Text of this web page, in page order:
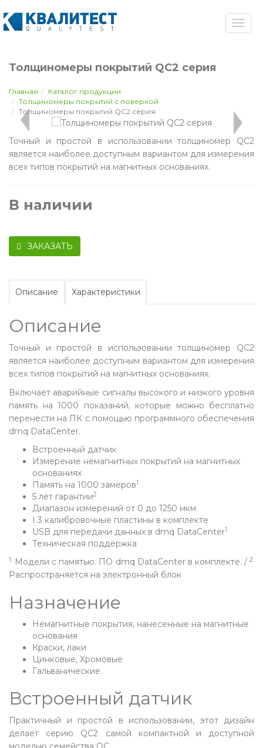
Толщиномеры покрытий QC2 серия
Главная
Каталог продукции
Толщиномеры покрытий с поверкой
Толщиномеры покрытий QC2 серия
Точный и простой в использовании толщиномер QC2
является наиболее доступным вариантом для измерения
всех типов покрытий на магнитных основаниях.
В наличии
ЗАКАЗАТЬ
Описание Характеристики
Описание
Точный и простой в использовании толщиномер QC2
является наиболее доступным вариантом для измерения
всех типов покрытий на магнитных основаниях.
Включает аварийные сигналы высокого и низкого уровня
память на 1000 показаний, которые можно бесплатно
перенести на ПК с помощью программного обеспечения
dmq DataCenter.
Встроенный датчик
Измерение немагнитных покрытий на магнитных
основаниях
Память на 1000 замеров1
5 лет гарантии2
Диапазон измерений от 0 до 1250 мкм
I 3 калибровочные пластины в комплекте
USB для передачи данных в dmq DataCenter1
Техническая поддержка
1. Модели с памятью. ПО dmq DataCenter в комплекте. / 2.
Распространяется на электронный блок
Назначение
Немагнитные покрытия, нанесенные на магнитные
основания
Краски, лаки
Цинковые, Хромовые
Гальванические.
Встроенный датчик
Практичный и простой в использовании, этот дизайн
делает серию QC2 самой компактной и доступной